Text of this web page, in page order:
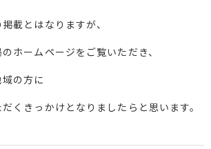
載とはなりますが、
ホームページをご覧いただき、
の方に
くきっかけとなりましたらと思います。